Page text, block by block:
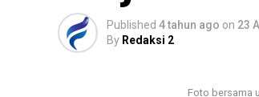
Published 4 tahun ago on 23
By Redaksi 2
Foto bersama